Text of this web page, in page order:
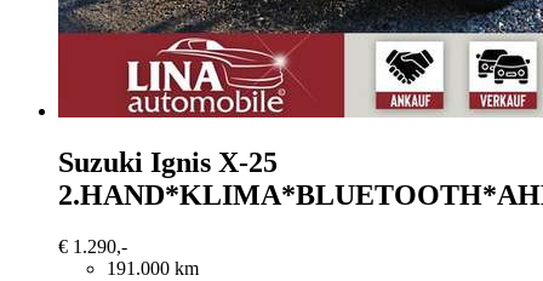
Suzuki Ignis X-25
€ 1.290,-
191.000 km